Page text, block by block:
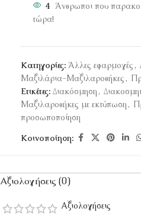
4 Άνθρωποι που
τώρα!
Κατηγορίες: Άλλες εφαρμογές ,
Μαξιλάρια-Μαξιλαροθήκες ,
Ετικέτες: Διακόσμηση ,
Μαξιλαροθήκες με εκτύπωση ,
προσωποποίηση
Κοινοποίηση:
Αξιολογήσεις (0)
Αξιολογήσεις